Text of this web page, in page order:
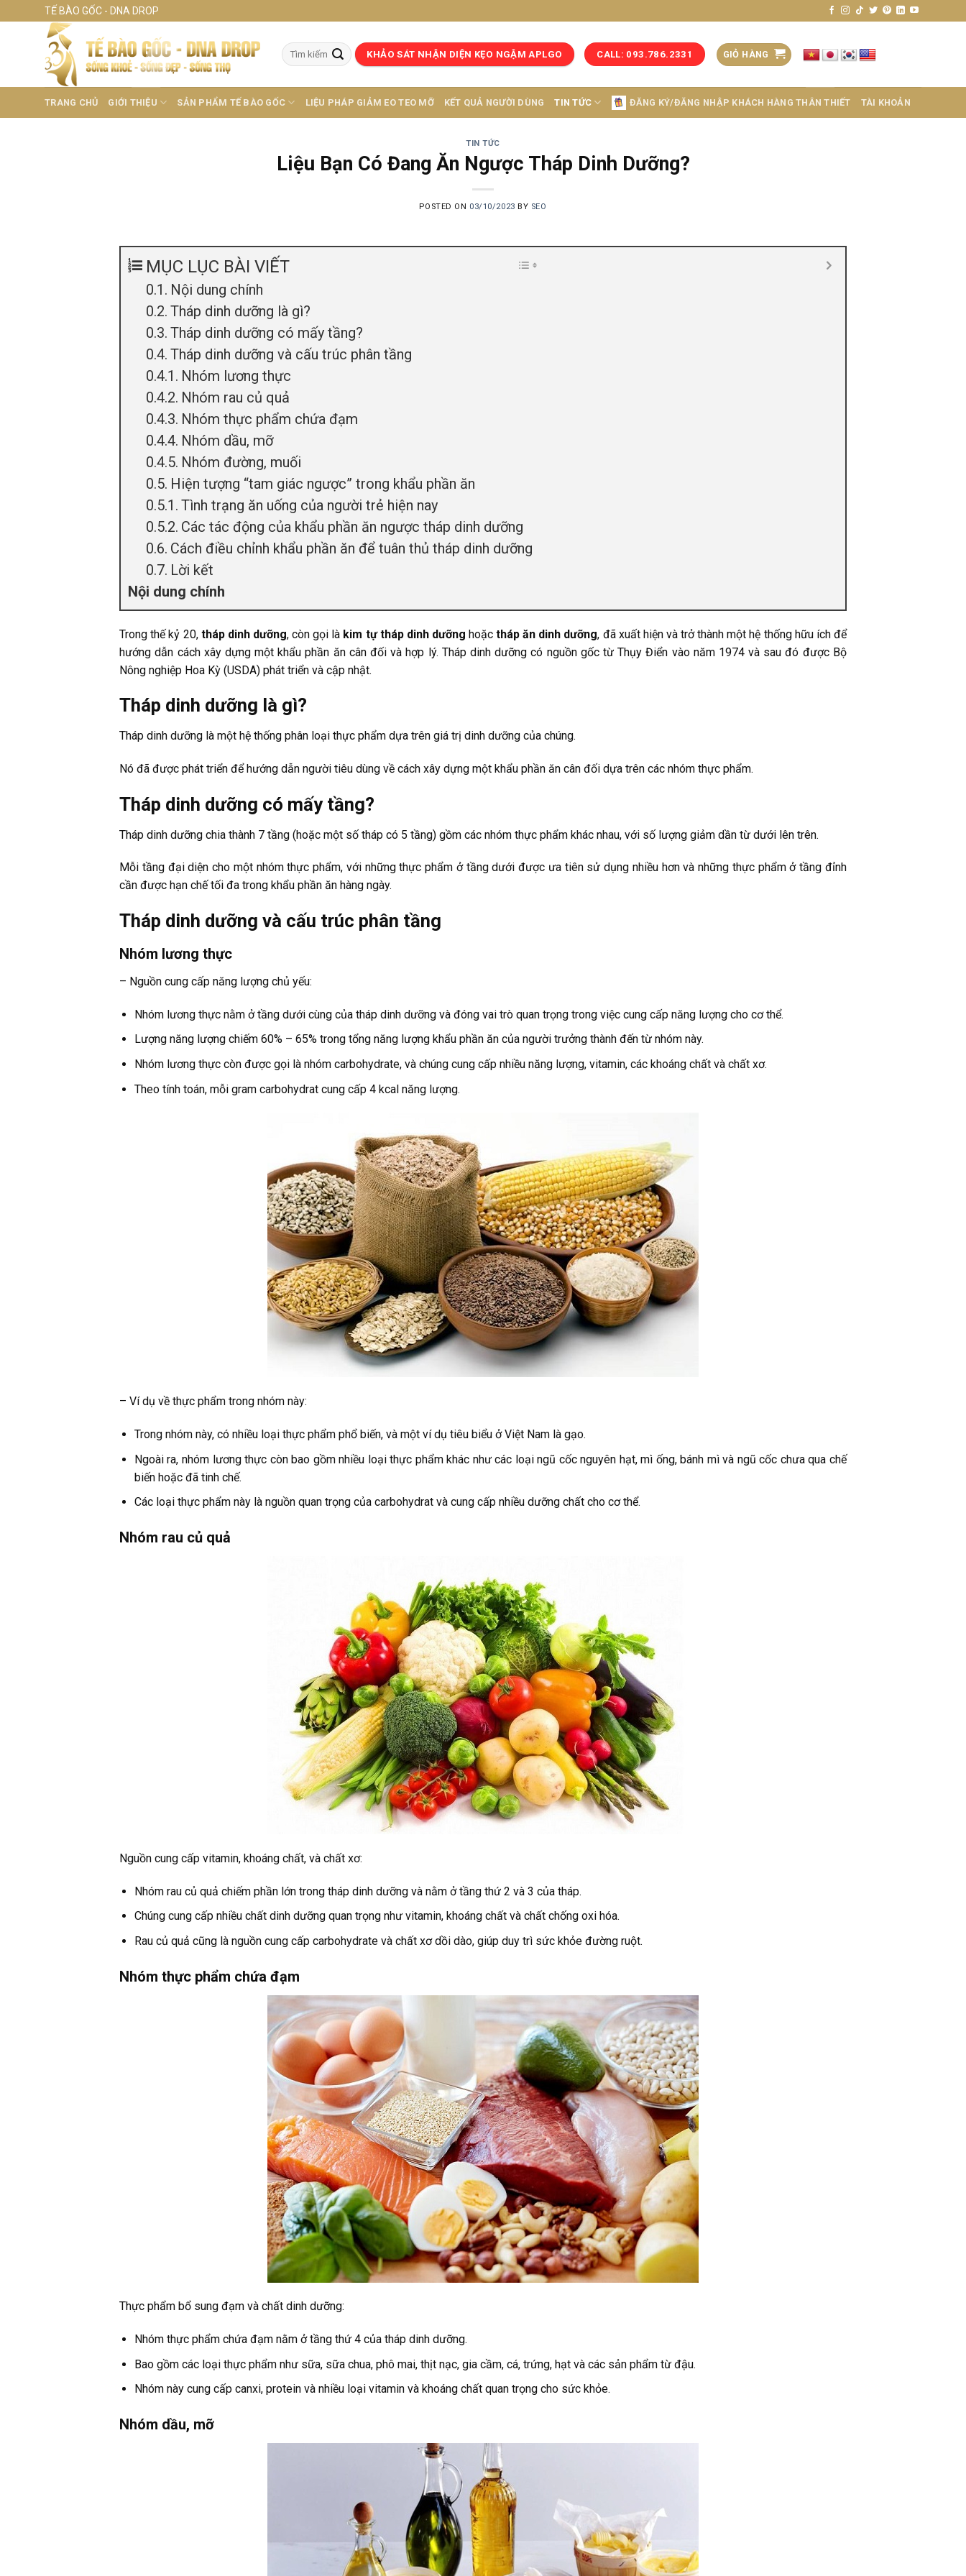
to
TẾ BÀO GỐC - DNA DROP
Tìm
kiếm:
KHẢO SÁT NHẬN DIỆN KẸO NGẬM APLGO CALL: 093.786.2331 GIỎ HÀNG
TRANG CHỦ GIỚI THIỆU SẢN PHẨM TẾ BÀO GỐC LIỆU PHÁP GIẢM EO TEO MỠ KẾT QUẢ NGƯỜI DÙNG TIN TỨC ĐĂNG KÝ/ĐĂNG NHẬP KHÁCH HÀNG THÂN THIẾT TÀI KHOẢN
TIN TỨC
Liệu Bạn Có Đang Ăn Ngược Tháp Dinh Dưỡng?
POSTED ON 03/10/2023 BY SEO
MỤC LỤC BÀI VIẾT
Nội dung chính
Tháp dinh dưỡng là gì?
Tháp dinh dưỡng có mấy tầng?
Tháp dinh dưỡng và cấu trúc phân tầng
Nhóm lương thực
Nhóm rau củ quả
Nhóm thực phẩm chứa đạm
Nhóm dầu, mỡ
Nhóm đường, muối
Hiện tượng “tam giác ngược” trong khẩu phần ăn
Tình trạng ăn uống của người trẻ hiện nay
Các tác động của khẩu phần ăn ngược tháp dinh dưỡng
Cách điều chỉnh khẩu phần ăn để tuân thủ tháp dinh dưỡng
Lời kết
Nội dung chính
Trong thế kỷ 20, tháp dinh dưỡng, còn gọi là kim tự tháp dinh dưỡng hoặctháp ăn dinh dưỡng, đã xuất hiện và trở thành một hệ thống hữu ích để
hướng dẫn cách xây dựng một khẩu phần ăn cân đối và hợp lý. Tháp dinh dưỡng có nguồn gốc từ Thụy Điển vào năm 1974 và sau đó được Bộ
Nông nghiệp Hoa Kỳ (USDA) phát triển và cập nhật.
Tháp dinh dưỡng là gì?
Tháp dinh dưỡng là một hệ thống phân loại thực phẩm dựa trên giá trị dinh dưỡng của chúng.
Nó đã được phát triển để hướng dẫn người tiêu dùng về cách xây dựng một khẩu phần ăn cân đối dựa trên các nhóm thực phẩm.
Tháp dinh dưỡng có mấy tầng?
Tháp dinh dưỡng chia thành 7 tầng (hoặc một số tháp có 5 tầng) gồm các nhóm thực phẩm khác nhau, với số lượng giảm dần từ dưới lên trên.
Mỗi tầng đại diện cho một nhóm thực phẩm, với những thực phẩm ở tầng dưới được ưa tiên sử dụng nhiều hơn và những thực phẩm ở tầng đỉnh
cần được hạn chế tối đa trong khẩu phần ăn hàng ngày.
Tháp dinh dưỡng và cấu trúc phân tầng
Nhóm lương thực
– Nguồn cung cấp năng lượng chủ yếu:
Nhóm lương thực nằm ở tầng dưới cùng của tháp dinh dưỡng và đóng vai trò quan trọng trong việc cung cấp năng lượng cho cơ thể.
Lượng năng lượng chiếm 60% – 65% trong tổng năng lượng khẩu phần ăn của người trưởng thành đến từ nhóm này.
Nhóm lương thực còn được gọi là nhóm carbohydrate, và chúng cung cấp nhiều năng lượng, vitamin, các khoáng chất và chất xơ.
Theo tính toán, mỗi gram carbohydrat cung cấp 4 kcal năng lượng.
– Ví dụ về thực phẩm trong nhóm này:
Trong nhóm này, có nhiều loại thực phẩm phổ biến, và một ví dụ tiêu biểu ở Việt Nam là gạo.
Ngoài ra, nhóm lương thực còn bao gồm nhiều loại thực phẩm khác như các loại ngũ cốc nguyên hạt, mì ống, bánh mì và ngũ cốc chưa qua chế
biến hoặc đã tinh chế.
Các loại thực phẩm này là nguồn quan trọng của carbohydrat và cung cấp nhiều dưỡng chất cho cơ thể.
Nhóm rau củ quả
Nguồn cung cấp vitamin, khoáng chất, và chất xơ:
Nhóm rau củ quả chiếm phần lớn trong tháp dinh dưỡng và nằm ở tầng thứ 2 và 3 của tháp.
Chúng cung cấp nhiều chất dinh dưỡng quan trọng như vitamin, khoáng chất và chất chống oxi hóa.
Rau củ quả cũng là nguồn cung cấp carbohydrate và chất xơ dồi dào, giúp duy trì sức khỏe đường ruột.
Nhóm thực phẩm chứa đạm
Thực phẩm bổ sung đạm và chất dinh dưỡng:
Nhóm thực phẩm chứa đạm nằm ở tầng thứ 4 của tháp dinh dưỡng.
Bao gồm các loại thực phẩm như sữa, sữa chua, phô mai, thịt nạc, gia cầm, cá, trứng, hạt và các sản phẩm từ đậu.
Nhóm này cung cấp canxi, protein và nhiều loại vitamin và khoáng chất quan trọng cho sức khỏe.
Nhóm dầu, mỡ